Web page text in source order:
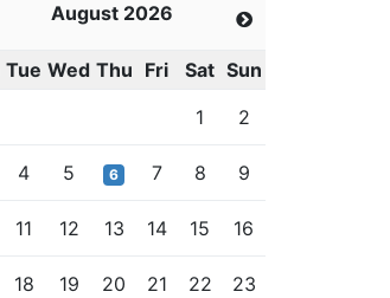
August 2026
Tue Wed Thu Fri Sat Sun
1
2
4 5 6 7 8 9
11 12 13 14 15 16
18 19 20 21 22 23